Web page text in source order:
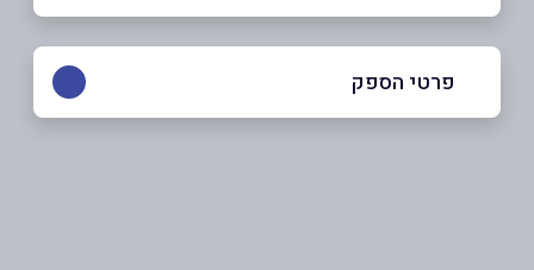
פרטי הספק